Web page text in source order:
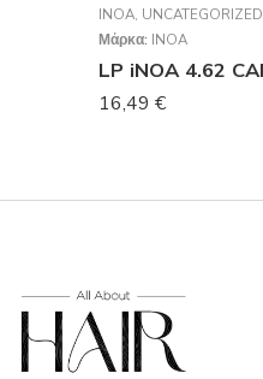
INOA, UNCATEGORIZED
Μάρκα: INOA
16,49 €